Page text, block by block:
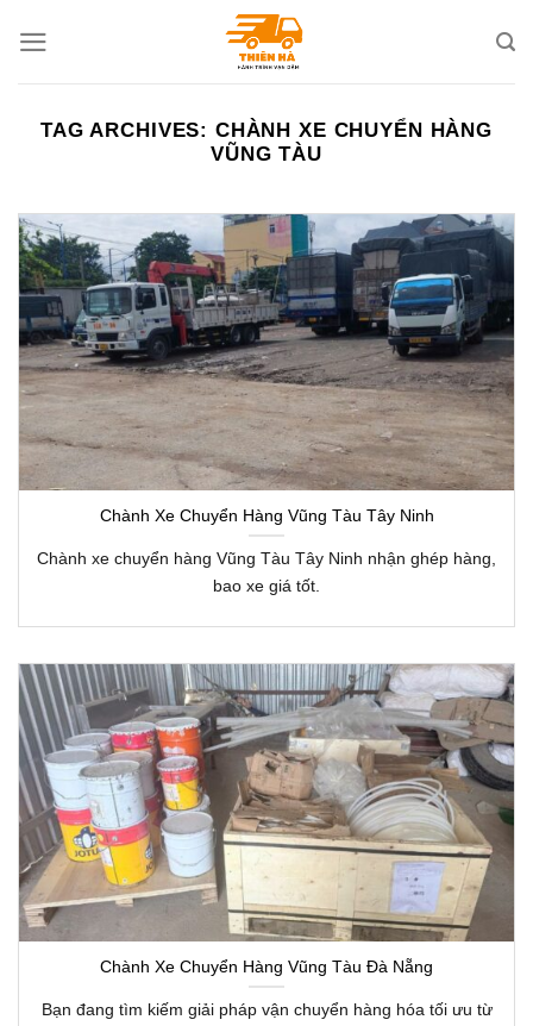
TAG ARCHIVES: CHÀNH XE CHUYỂN HÀNG
VŨNG TÀU
Chành Xe Chuyển Hàng Vũng Tàu Tây Ninh
Chành xe chuyển hàng Vũng Tàu Tây Ninh nhận ghép hàng,
bao xe giá tốt.
Chành Xe Chuyển Hàng Vũng Tàu Đà Nẵng
Bạn đang tìm kiếm giải pháp vận chuyển hàng hóa tối ưu từ